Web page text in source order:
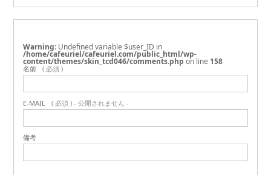
Warning : Undefined variable $user_ID in
/home/cafeuriel/cafeuriel.com/public_html/wp-
content/themes/skin_tcd046/comments.php on line 158
名前 ( 必須 )
E-MAIL ( 必須 ) - 公開されません -
備考